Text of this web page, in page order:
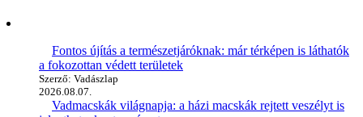
Fontos újítás a természetjáróknak: már térképen is láthatók
a fokozottan védett területek
Szerző: Vadászlap
2026.08.07.
Vadmacskák világnapja: a házi macskák rejtett veszélyt is